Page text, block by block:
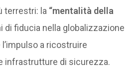
terrestri: la “mentalità della
di fiducia nella globalizzazione
a ricostruire
infrastrutture di sicurezza.